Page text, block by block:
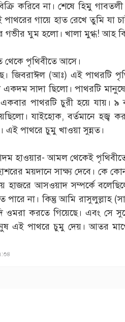
করিবে না। শেষে হিমু
গায়ে হাত রেখে তুমি যা
ঘুম হলো। খালা মুগ্ধ! আহ কি
পৃথিবীতে আসে।
জিবরাঈল (আঃ) এই পাথরটি
একদম সাদা ছিলো। পাথরটি
পাথরটি চুরী হয়ে যায়।
যাইহোক, বর্তমানে
এই পাথরে চুমু খাওয়া সুন্নত।
হাওয়ার- আমল থেকেই
ময়দানে সাক্ষ্য দেবে। কে
হাজরে আসওয়াদ সম্পর্কে
না। কিন্তু আমি রাসুলুল্লাহ
করতে গিয়েছে। এবং সে
এই পাথরে চুমু দেয়। আতর